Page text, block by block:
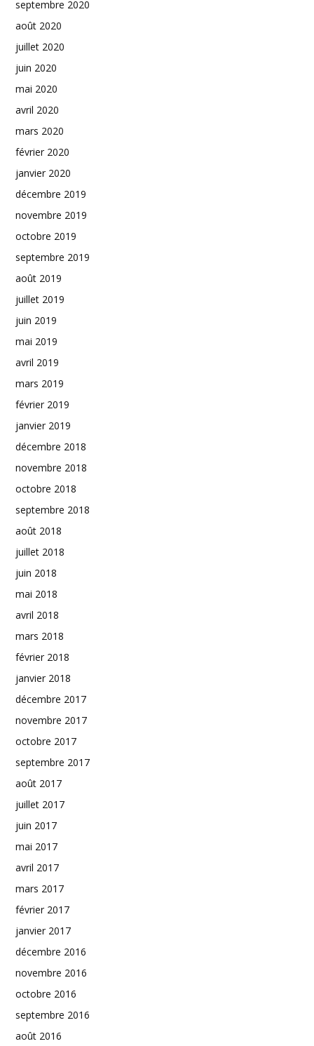
septembre 2020
août 2020
juillet 2020
juin 2020
mai 2020
avril 2020
mars 2020
février 2020
janvier 2020
décembre 2019
novembre 2019
octobre 2019
septembre 2019
août 2019
juillet 2019
juin 2019
mai 2019
avril 2019
mars 2019
février 2019
janvier 2019
décembre 2018
novembre 2018
octobre 2018
septembre 2018
août 2018
juillet 2018
juin 2018
mai 2018
avril 2018
mars 2018
février 2018
janvier 2018
décembre 2017
novembre 2017
octobre 2017
septembre 2017
août 2017
juillet 2017
juin 2017
mai 2017
avril 2017
mars 2017
février 2017
janvier 2017
décembre 2016
novembre 2016
octobre 2016
septembre 2016
août 2016